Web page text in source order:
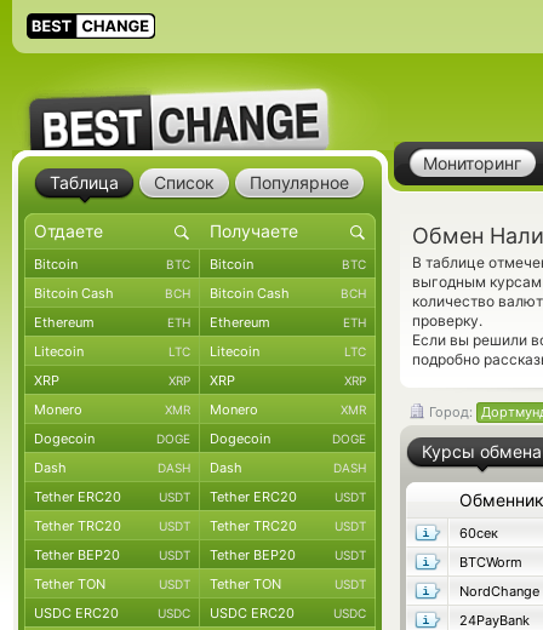
Мониторинг
Обмен
В таблице
выгодным курсам
количество
проверку.
Если вы решили
подробно
Город:
Курсы обмена
Обменник
60сек
BTCWorm
NordChange
24PayBank
Таблица Список Популярное
Bitcoin BTC Bitcoin BTC
Bitcoin Cash BCH Bitcoin Cash BCH
Ethereum ETH Ethereum ETH
Litecoin LTC Litecoin LTC
XRP XRP XRP XRP
Monero XMR Monero XMR
Dogecoin DOGE Dogecoin DOGE
Dash DASH Dash DASH
Tether ERC20 USDT Tether ERC20 USDT
Tether TRC20 USDT Tether TRC20 USDT
Tether BEP20 USDT Tether BEP20 USDT
Tether TON USDT Tether TON USDT
USDC ERC20 USDC USDC ERC20 USDC